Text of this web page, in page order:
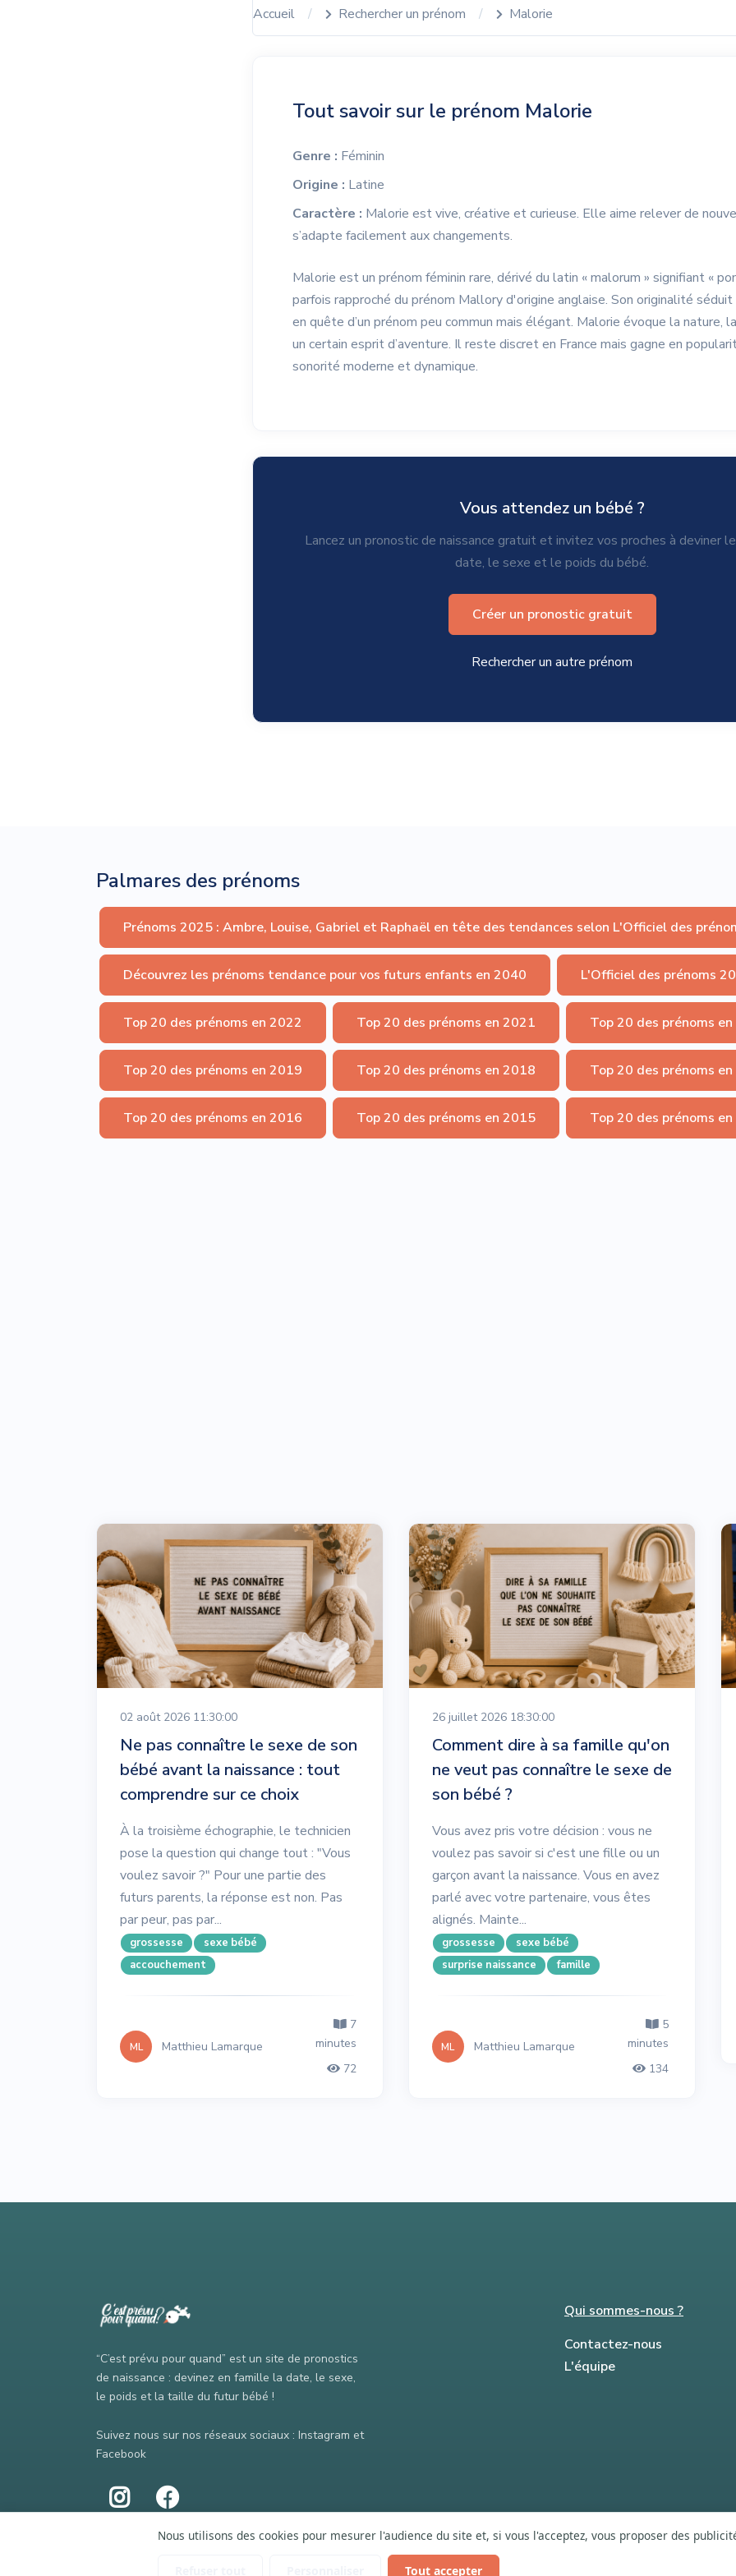
Accueil Rechercher un prénom Malorie
Tout savoir sur le prénom Malorie
Genre : Féminin
Origine : Latine
Caractère : Malorie est vive, créative et curieuse. Elle aime relever de
s’adapte facilement aux changements.
Malorie est un prénom féminin rare, dérivé du latin « malorum » signifiant «
parfois rapproché du prénom Mallory d'origine anglaise. Son originalité
en quête d’un prénom peu commun mais élégant. Malorie évoque la nature,
un certain esprit d’aventure. Il reste discret en France mais gagne en
sonorité moderne et dynamique.
Vous attendez un bébé ?
Lancez un pronostic de naissance gratuit et invitez vos proches à deviner
date, le sexe et le poids du bébé.
Créer un pronostic gratuit
Rechercher un autre prénom
Palmares des prénoms
Prénoms 2025 : Ambre, Louise, Gabriel et Raphaël en tête des tendances selon L'Officiel des
Découvrez les prénoms tendance pour vos futurs enfants en 2040 L'Officiel des prénoms
Top 20 des prénoms en 2022 Top 20 des prénoms en 2021 Top 20 des prénoms
Top 20 des prénoms en 2019 Top 20 des prénoms en 2018 Top 20 des prénoms
Top 20 des prénoms en 2016 Top 20 des prénoms en 2015 Top 20 des prénoms
02 août 2026 11:30:00
Ne pas connaître le sexe de son
bébé avant la naissance : tout
comprendre sur ce choix
À la troisième échographie, le technicien
pose la question qui change tout : "Vous
voulez savoir ?" Pour une partie des
futurs parents, la réponse est non. Pas
par peur, pas par...
grossesse
sexe bébé
accouchement
ML Matthieu Lamarque
7
minutes
72
26 juillet 2026 18:30:00
Comment dire à sa famille qu'on
ne veut pas connaître le sexe de
son bébé ?
Vous avez pris votre décision : vous ne
voulez pas savoir si c'est une fille ou un
garçon avant la naissance. Vous en avez
parlé avec votre partenaire, vous êtes
alignés. Mainte...
grossesse
sexe bébé
surprise naissance
famille
ML Matthieu Lamarque
5
minutes
134
“C’est prévu pour quand” est un site de pronostics
de naissance : devinez en famille la date, le sexe,
le poids et la taille du futur bébé !
Suivez nous sur nos réseaux sociaux : Instagram et
Facebook
Qui sommes-nous ?
Contactez-nous
L'équipe
Nous utilisons des cookies pour mesurer l'audience du site et, si vous l'acceptez, vous proposer des
Tout accepter